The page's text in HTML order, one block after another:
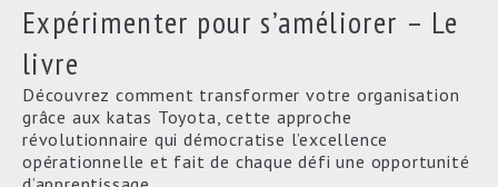
Expérimenter pour s’améliorer – Le
livre
Découvrez comment transformer votre organisation
grâce aux katas Toyota, cette approche
révolutionnaire qui démocratise l’excellence
opérationnelle et fait de chaque défi une opportunité